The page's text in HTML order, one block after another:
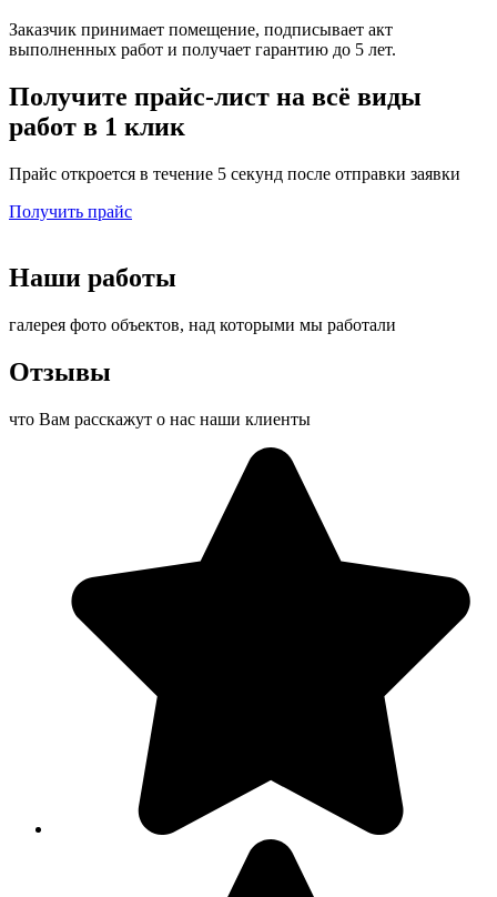
Заказчик принимает помещение, подписывает акт
выполненных работ и получает гарантию до 5 лет.
Получите прайс-лист на всё виды
работ в 1 клик
Прайс откроется в течение 5 секунд после отправки заявки
Получить прайс
Наши работы
галерея фото объектов, над которыми мы работали
Отзывы
что Вам расскажут о нас наши клиенты